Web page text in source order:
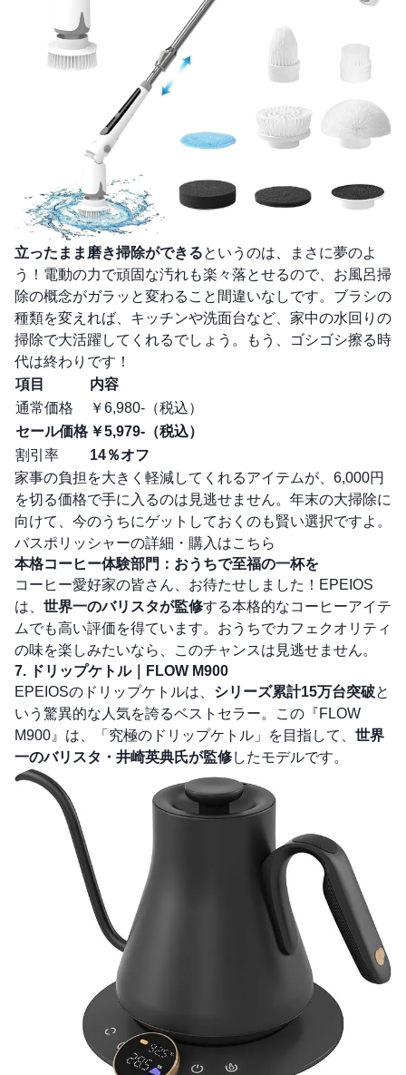
立ったまま磨き掃除ができるというのは、まさに夢のよ
う！電動の力で頑固な汚れも楽々落とせるので、お風呂掃
除の概念がガラッと変わること間違いなしです。ブラシの
種類を変えれば、キッチンや洗面台など、家中の水回りの
掃除で大活躍してくれるでしょう。もう、ゴシゴシ擦る時
代は終わりです！
項目
内容
通常価格
￥6,980-（税込）
セール価格 ￥5,979-（税込）
割引率
14％オフ
家事の負担を大きく軽減してくれるアイテムが、6,000円
を切る価格で手に入るのは見逃せません。年末の大掃除に
向けて、今のうちにゲットしておくのも賢い選択ですよ。
バスポリッシャーの詳細・購入はこちら
本格コーヒー体験部門：おうちで至福の一杯を
コーヒー愛好家の皆さん、お待たせしました！EPEIOS
は、 世界一のバリスタが監修する本格的なコーヒーアイテ
ムでも高い評価を得ています。おうちでカフェクオリティ
の味を楽しみたいなら、このチャンスは見逃せません。
7. ドリップケトル｜FLOW M900
EPEIOSのドリップケトルは、 シリーズ累計15万台突破と
いう驚異的な人気を誇るベストセラー。この『FLOW
M900』は、「究極のドリップケトル」を目指して、 世界
一のバリスタ・井崎英典氏が監修したモデルです。